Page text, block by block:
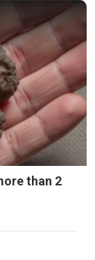
than 2